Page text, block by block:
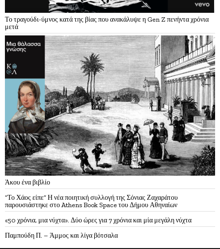
Το τραγούδι-ύμνος κατά της βίας που ανακάλυψε η Gen Z πενήντα χρόνια
μετά
Άκου ένα βιβλίο
“Το Χάος είπε” Η νέα ποιητική συλλογή της Σόνιας Ζαχαράτου
παρουσιάστηκε στο Athens Book Space του Δήμου Αθηναίων
«50 χρόνια, μια νύχτα». Δύο ώρες για 7 χρόνια και μία μεγάλη νύχτα
Παμπούδη Π. – Άμμος και λίγα βότσαλα